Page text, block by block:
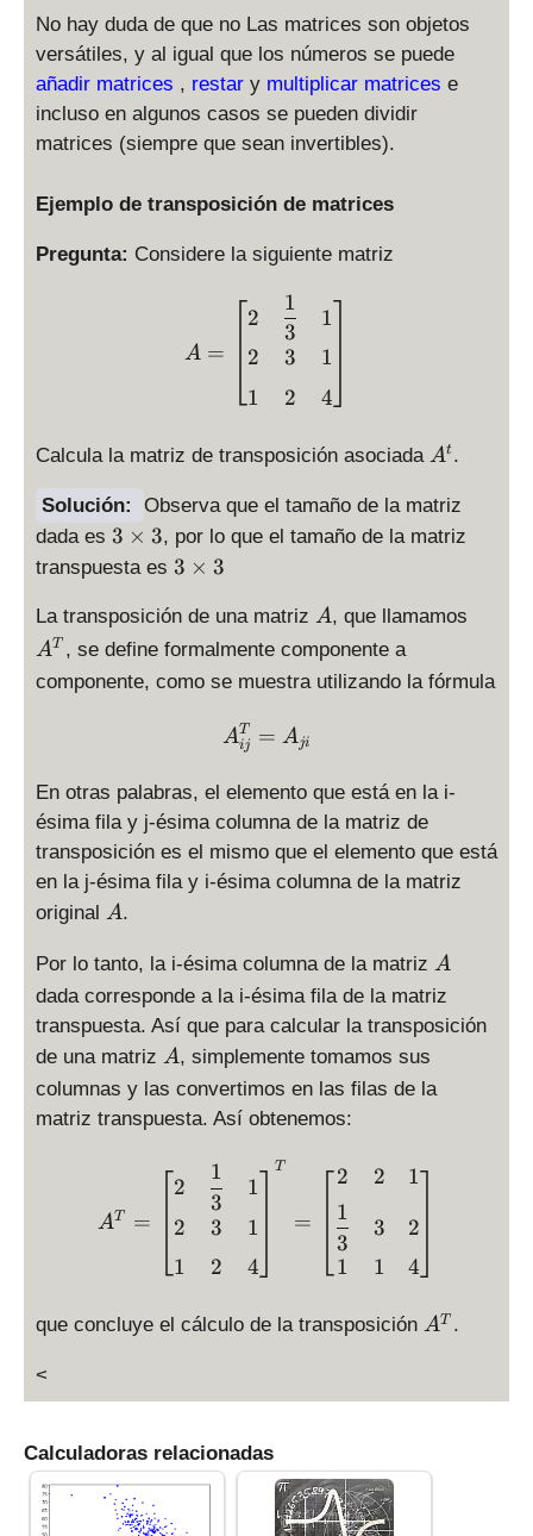
No hay duda de que no Las matrices son objetos
versátiles, y al igual que los números se puede
añadir matrices , restar y multiplicar matrices e
incluso en algunos casos se pueden dividir
matrices (siempre que sean invertibles).
Ejemplo de transposición de matrices
Pregunta: Considere la siguiente matriz
A = \begin{bmatrix}
A =
2
2
1
3
1
3
2
1
1
4
Calcula la matriz de transposición asociada A
t
At.
Solución:
Observa que el tamaño de la matriz
dada es 3
\
m
es
3
3 × 3, por lo que el tamaño de la matriz
transpuesta es 3
ti
m
3
3 × 3
La transposición de una matriz A
A, que llamamos
AT , se define formalmente componente a
componente, como se muestra utilizando la fórmula
A^{T}_{ij} = A_{ji}
Aij
T = Aji
En otras palabras, el elemento que está en la i-
ésima fila y j-ésima columna de la matriz de
transposición es el mismo que el elemento que está
en la j-ésima fila y i-ésima columna de la matriz
original A
A.
Por lo tanto, la i-ésima columna de la matriz A
A
dada corresponde a la i-ésima fila de la matriz
transpuesta. Así que para calcular la transposición
de una matriz A
A, simplemente tomamos sus
columnas y las convertimos en las filas de la
matriz transpuesta. Así obtenemos:
A^T = \begin{bmatrix}
AT =
2
2
1
3
1
3
2
1
1
4
T
=
2
3
1
1
2
3
1
1
2
4
que concluye el cálculo de la transposición A
AT .
<
Calculadoras relacionadas